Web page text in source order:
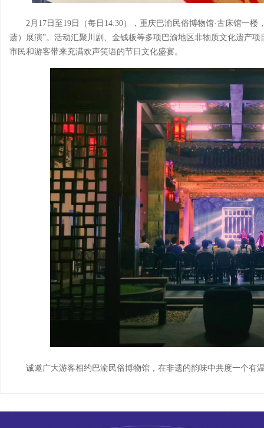
2月17日至19日（每日14:30），重庆巴渝民俗博物馆·古床馆一
遗）展演”。活动汇聚川剧、金钱板等多项巴渝地区非物质文化遗产
市民和游客带来充满欢声笑语的节日文化盛宴。
诚邀广大游客相约巴渝民俗博物馆，在非遗的韵味中共度一个有